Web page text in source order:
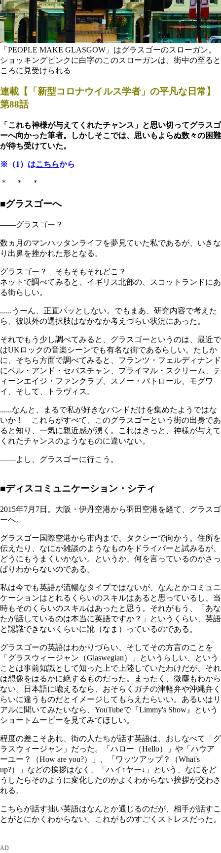
「PEOPLE MAKE GLASGOW」はグラスゴーのスローガン。
ショッキングピンクに白字のこのスローガンは、街中の至ると
ころに見受けられる
連載【「新型コロナウイルス学者」の平凡な日常】
第88話
「これも神様が与えてくれたチャンス」と思い切ってグラスゴ
ーへ向かった筆者。しかしそこでは、思いもよらぬ数々の困難
が待ち受けていた。
※（1）はこちらから
＊ ＊ ＊
■グラスゴーへ
――グラスゴー？
数ヵ月のマンハッタンライフを夢見ていた私であるが、いきな
り出鼻を挫かれた形となる。
グラスゴー？ そもそもそれどこ？
ネットで調べてみると、イギリス北部の、スコットランドにあ
る街らしい。
......うーん、正直パッとしない。でもまあ、研究内容で考えた
ら、彼以外の選択肢はなかなか考えづらい状況にあった。
それでもう少し調べてみると、グラスゴーというのは、最近で
はUKロックの音楽シーンでも有名な街であるらしい。たしか
に、そちら方面で調べてみると、フランツ・フェルディナンド
にベル・アンド・セバスチャン、プライマル・スクリーム、テ
ィーンエイジ・ファンクラブ、スノー・パトロール、モグワ
イ、そして、トラヴィス。
......なんと、まるで私が好きなバンドだけを集めたようではな
いか！ これらがすべて、このグラスゴーという街の出身であ
ると知り、一気に親近感が湧く。これはきっと、神様が与えて
くれたチャンスのようなものに違いない。
――よし、グラスゴーに行こう。
■ディスコミュニケーション・シティ
2015年7月7日。大阪・伊丹空港から羽田空港を経て、グラスゴ
ーへ。
グラスゴー国際空港から市内まで、タクシーで向かう。住所を
伝えたり、なにか雑談のようなものをドライバーと試みるが、
どうにもうまくいかない。というか、何を言っているのかさっ
ぱりわからないのである。
私は今でも英語が流暢なタイプではないが、なんとかコミュニ
ケーションはとれるくらいのスキルはあると思っているし、当
時もそのくらいのスキルはあったと思う。それがもう、「あな
たが話しているのは本当に英語ですか？」というくらい、英語
と認識できないくらいに訛（なま）っているのである。
グラスゴーの英語はわかりづらい、そしてその方言のことを
「グラスウィージャン（Glaswegian）」というらしい、という
ことは事前知識として知った上で上陸していたわけだが、それ
は想像をはるかに絶するものだった。まったく、微塵もわから
ない。日本語に喩えるなら、おそらくガチの津軽弁や沖縄弁く
らいに違うものだとイメージしてもらえたらいい。あるいはリ
アルに聞いてみたいなら、YouTubeで『Limmy's Show』という
ショートムービーを見てみてほしい。
程度の差こそあれ、街の人たちが話す英語は、おしなべて「グ
ラスウィージャン」だった。「ハロー（Hello）」や「ハウア
ーユー？（How are you?）」、「ワッツアップ？（What's
up?）」などの挨拶はなく、「ハイ↑ヤー↓」という、なにをど
うしたらそのように変化したのかよくわからない挨拶が交わさ
れる。
こちらが話す拙い英語はなんとか通じるのだが、相手が話すこ
とがとにかくわからない。これがものすごくストレスだった。